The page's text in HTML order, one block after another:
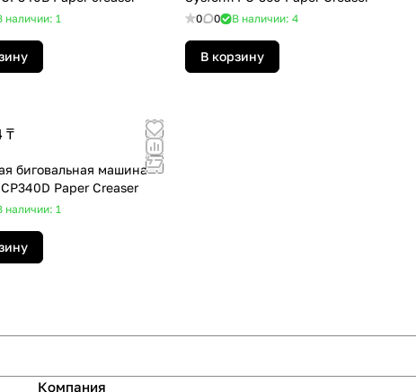
наличии: 1 0 0 В наличии: 4
В корзину
₸
биговальная машина
Paper Creaser
наличии: 1
Компания